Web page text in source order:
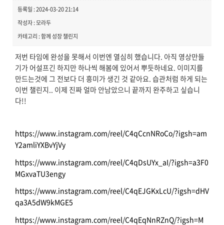
등록일 : 2024-03-20 21:14
작성자 : 모라두
카테고리 : 함께 성장 챌린지
저번 타임에 완성을 못해서 이번엔 열심히 했습니다. 아직 영상만들
기가 어설프긴 하지만 하나씩 해봄에 있어서 뿌듯하네요. 이미지를
만드는것에 그 전보다 더 흥미가 생긴 것 같아요. 습관처럼 하게 되는
이번 챌린지.. 이제 진짜 얼마 안남았으니 끝까지 완주하고 싶습니
다!!
https://www.instagram.com/reel/C4qCcnNRoCo/?igsh=am
Y2amliYXBvYjVy
https://www.instagram.com/reel/C4qDsUYx_aI/?igsh=a3F0
MGxvaTU3engy
https://www.instagram.com/reel/C4qEJGKxLcU/?igsh=dHV
qa3A5dW9kMGE5
https://www.instagram.com/reel/C4qEqNnRZnQ/?igsh=M